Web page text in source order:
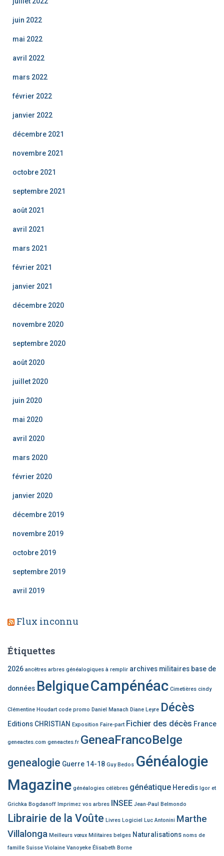
juin 2022
mai 2022
avril 2022
mars 2022
février 2022
janvier 2022
décembre 2021
novembre 2021
octobre 2021
septembre 2021
août 2021
avril 2021
mars 2021
février 2021
janvier 2021
décembre 2020
novembre 2020
septembre 2020
août 2020
juillet 2020
juin 2020
mai 2020
avril 2020
mars 2020
février 2020
janvier 2020
décembre 2019
novembre 2019
octobre 2019
septembre 2019
avril 2019
Flux inconnu
Étiquettes
2026 ancêtres arbres généalogiques à remplir archives militaires base de
données BelgiqueCampénéac Cimetières cindy
Clémentine Houdart code promo Daniel Manach Diane Leyre Décès
Editions CHRISTIAN Exposition Faire-part Fichier des décès France
geneactes.com geneactes.fr GeneaFrancoBelge
genealogie Guerre 14-18 Guy Bedos Généalogie
Magazine généalogies célèbres généatique Heredis Igor et
Grichka Bogdanoff Imprimez vos arbres INSEE Jean-Paul Belmondo
Librairie de la Voûte Livres Logiciel Luc Antonini Marthe
Villalonga Meilleurs vœux Militaires belges Naturalisations noms de
famille Suisse Violaine Vanoyeke Élisabeth Borne